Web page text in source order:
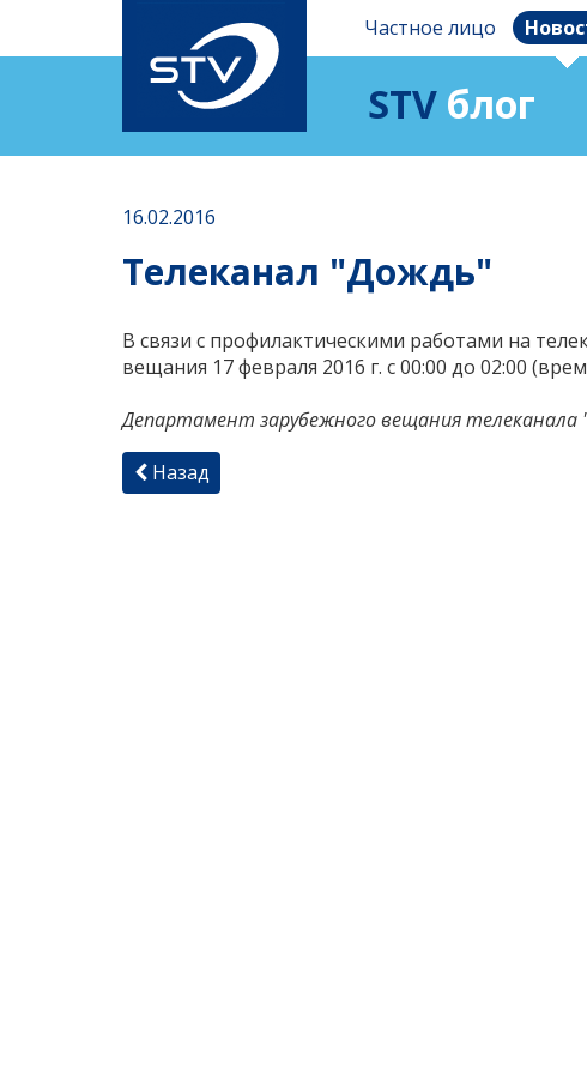
Частное лицо
STV блог
16.02.2016
Телеканал "Дождь"
В связи с профилактическими работами на
вещания 17 февраля 2016 г. с 00:00 до 02:00
Департамент зарубежного вещания телеканала
Назад